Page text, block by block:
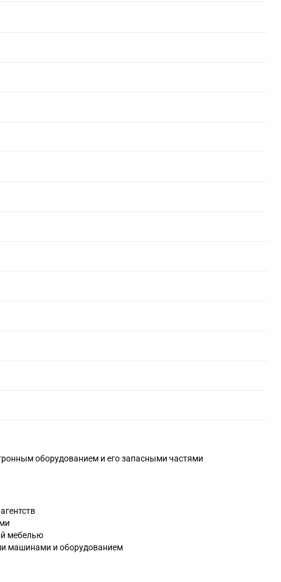
оборудованием и его запасными частями
мебелью
машинами и оборудованием